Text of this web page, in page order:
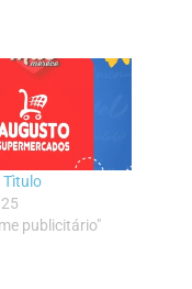
Tìtulo
publicitário"